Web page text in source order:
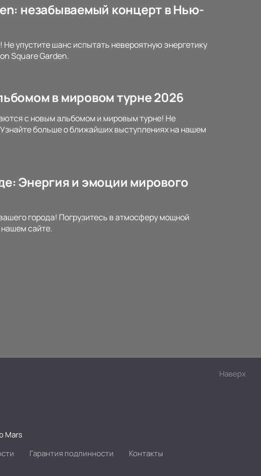
незабываемый концерт в Нью-
упустите шанс испытать невероятную энергетику
Square Garden.
в мировом турне 2026
с новым альбомом и мировым турне! Не
больше о ближайших выступлениях на нашем
Энергия и эмоции мирового
города! Погрузитесь в атмосферу мощной
сайте.
Наверх
Mars
Гарантия подлинности Контакты